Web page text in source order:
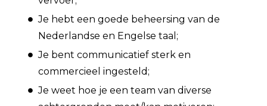
Je hebt een goede beheersing van de
Nederlandse en Engelse taal;
Je bent communicatief sterk en
commercieel ingesteld;
Je weet hoe je een team van diverse